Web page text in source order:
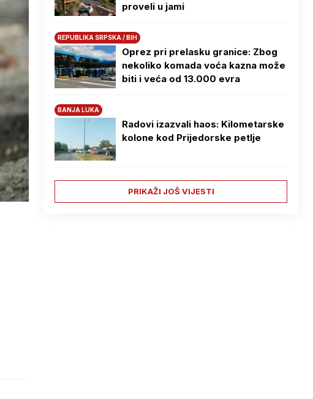
proveli u jami
REPUBLIKA SRPSKA / BIH
Oprez pri prelasku granice: Zbog
nekoliko komada voća kazna može
biti i veća od 13.000 evra
BANJA LUKA
Radovi izazvali haos: Kilometarske
kolone kod Prijedorske petlje
PRIKAŽI JOŠ VIJESTI